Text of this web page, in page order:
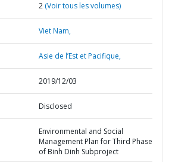
2 (Voir tous les volumes)
Viet Nam,
Asie de l’Est et Pacifique,
2019/12/03
Disclosed
Environmental and Social
Management Plan for Third Phase
of Binh Dinh Subproject